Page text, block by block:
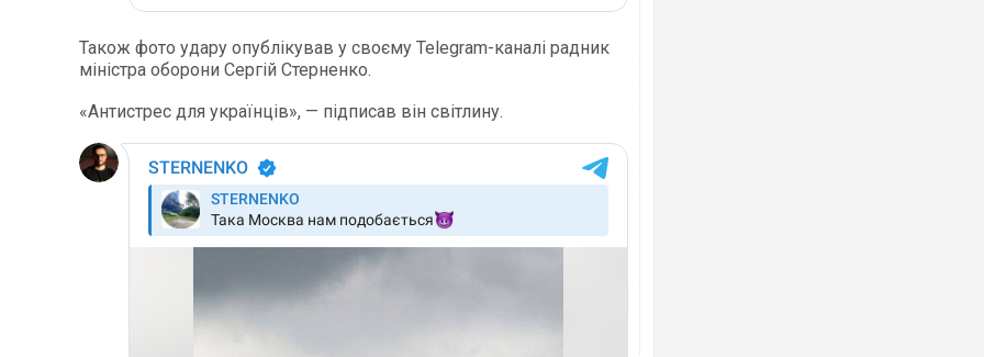
Також фото удару опублікував у своєму Telegram-каналі радник
міністра оборони Сергій Стерненко.
«Антистрес для українців», — підписав він світлину.